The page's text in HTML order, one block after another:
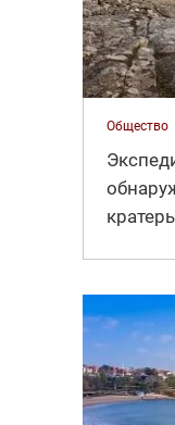
Общество